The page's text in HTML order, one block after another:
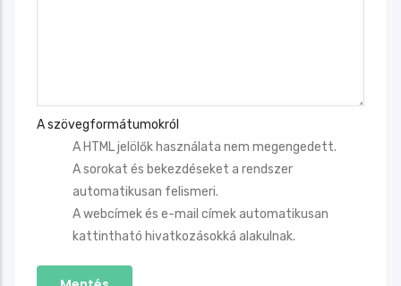
A szövegformátumokról
A HTML jelölők használata nem megengedett.
A sorokat és bekezdéseket a rendszer
automatikusan felismeri.
A webcímek és e-mail címek automatikusan
kattintható hivatkozásokká alakulnak.